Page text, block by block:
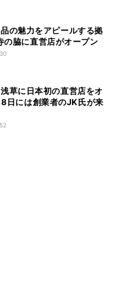
の魅力をアピールする拠
の脇に直営店がオープン
草に日本初の直営店をオ
には創業者のJK氏が来